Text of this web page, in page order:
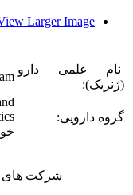
Larger Image
نام علمی دارو
(ژنریک):
گروه دارویی:
شرکت های